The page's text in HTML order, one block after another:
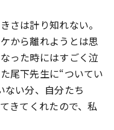
さは計り知れない。
から離れようとは思
った時にはすごく泣
尾下先生に“ついてい
ない分、自分たち
きてくれたので、私